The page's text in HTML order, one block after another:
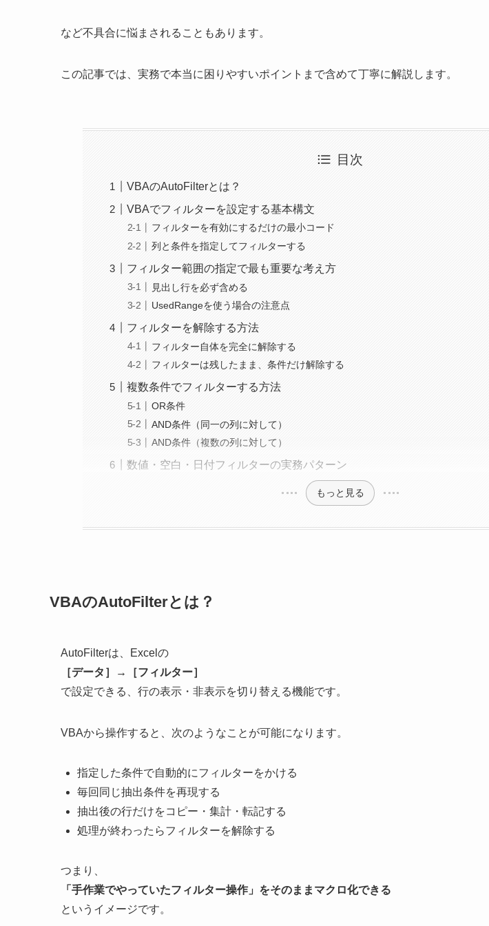
など不具合に悩まされることもあります。
この記事では、実務で本当に困りやすいポイントまで含めて丁寧に解説します。
目次
VBAのAutoFilterとは？
VBAでフィルターを設定する基本構文
フィルターを有効にするだけの最小コード
列と条件を指定してフィルターする
フィルター範囲の指定で最も重要な考え方
見出し行を必ず含める
UsedRangeを使う場合の注意点
フィルターを解除する方法
フィルター自体を完全に解除する
フィルターは残したまま、条件だけ解除する
複数条件でフィルターする方法
OR条件
AND条件（同一の列に対して）
AND条件（複数の列に対して）
数値・空白・日付フィルターの実務パターン
もっと見る
VBAのAutoFilterとは？
AutoFilterは、Excelの
［データ］→［フィルター］
で設定できる、行の表示・非表示を切り替える機能です。
VBAから操作すると、次のようなことが可能になります。
指定した条件で自動的にフィルターをかける
毎回同じ抽出条件を再現する
抽出後の行だけをコピー・集計・転記する
処理が終わったらフィルターを解除する
つまり、
「手作業でやっていたフィルター操作」をそのままマクロ化できる
というイメージです。